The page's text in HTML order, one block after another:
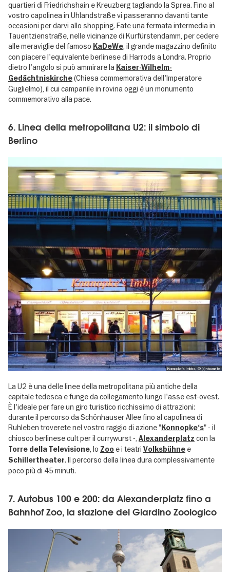
quartieri di Friedrichshain e Kreuzberg tagliando la Sprea. Fino al
vostro capolinea in Uhlandstraße vi passeranno davanti tante
occasioni per darvi allo shopping. Fate una fermata intermedia in
Tauentzienstraße, nelle vicinanze di Kurfürstendamm, per cedere
alle meraviglie del famoso KaDeWe, il grande magazzino definito
con piacere l'equivalente berlinese di Harrods a Londra. Proprio
dietro l'angolo si può ammirare la Kaiser-Wilhelm-
Gedächtniskirche(Chiesa commemorativa dell'Imperatore
Guglielmo), il cui campanile in rovina oggi è un monumento
commemorativo alla pace.
6. Linea della metropolitana U2: il simbolo di
Berlino
Konnopke's Imbiss, © (c) visumate
La U2 è una delle linee della metropolitana più antiche della
capitale tedesca e funge da collegamento lungo l'asse est-ovest.
È l'ideale per fare un giro turistico ricchissimo di attrazioni:
durante il percorso da Schönhauser Allee fino al capolinea di
Ruhleben troverete nel vostro raggio di azione "Konnopke‘s" - il
chiosco berlinese cult per il currywurst -, Alexanderplatz con la
Torre della Televisione , lo Zoo e i teatri Volksbühne e
Schillertheater. Il percorso della linea dura complessivamente
poco più di 45 minuti.
7. Autobus 100 e 200: da Alexanderplatz fino a
Bahnhof Zoo, la stazione del Giardino Zoologico